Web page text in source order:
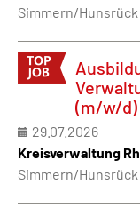
Simmern/Hunsrück
(m/w/d)
29.07.2026
Kreisverwaltung
Simmern/Hunsrück